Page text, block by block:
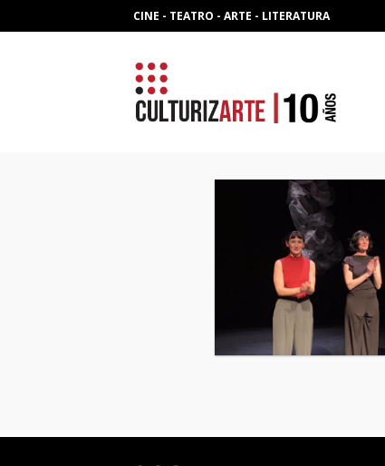
to
CINE - TEATRO - ARTE - LITERATURA